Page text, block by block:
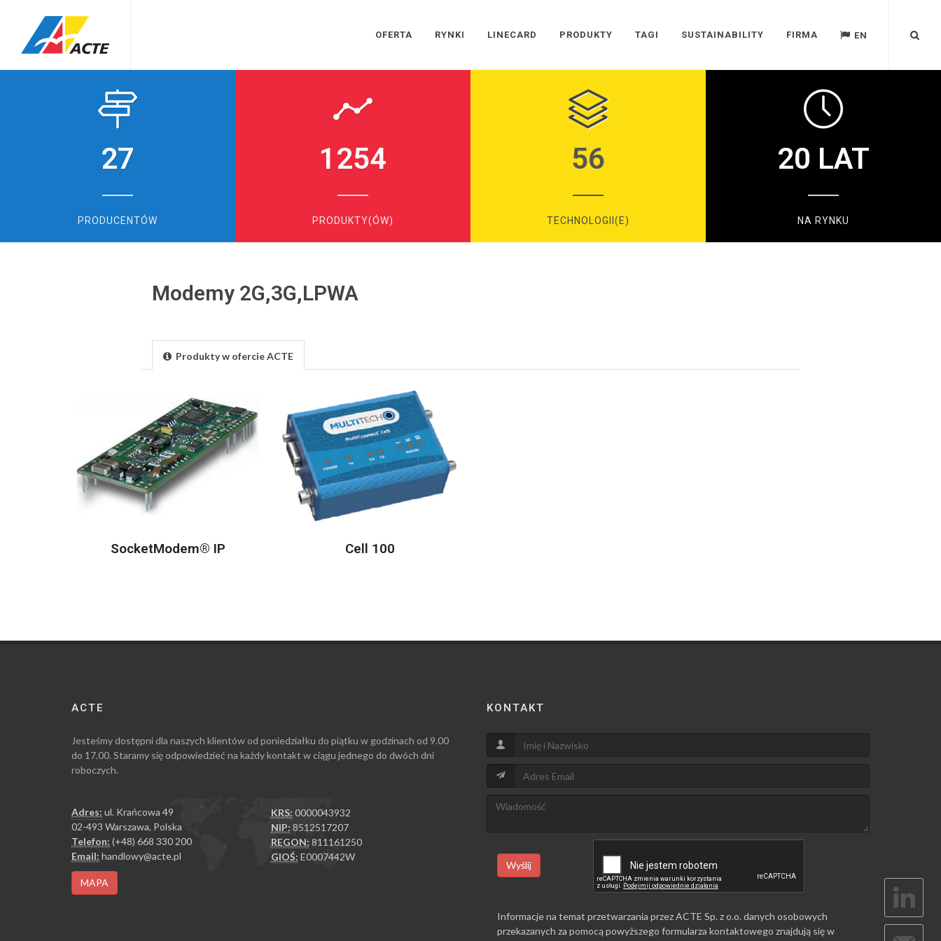
OFERTA RYNKI LINECARD PRODUKTY TAGI SUSTAINABILITY FIRMA EN
27
PRODUCENTÓW
1254
PRODUKTY(ÓW)
56
TECHNOLOGII(E)
20 LAT
NA RYNKU
Modemy 2G,3G,LPWA
Produkty w ofercie ACTE
SocketModem® IP Cell 100
ACTE
Jesteśmy dostępni dla naszych klientów od poniedziałku do piątku w godzinach od 9.00
do 17.00. Staramy się odpowiedzieć na każdy kontakt w ciągu jednego do dwóch dni
roboczych.
Adres: ul. Krańcowa 49
02-493 Warszawa, Polska
Telefon: (+48) 668 330 200
Email: handlowy@acte.pl
KRS: 0000043932
NIP: 8512517207
REGON: 811161250
GIOŚ: E0007442W
MAPA
KONTAKT
Wyślij
Informacje na temat przetwarzania przez ACTE Sp. z o.o. danych osobowych
przekazanych za pomocą powyższego formularza kontaktowego znajdują się w